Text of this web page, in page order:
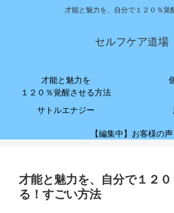
才能と魅力を、自分で１２０％覚
セルフケア道場
才能と魅力を
１２０％覚醒させる方法
サトルエナジー
【編集中】お客様の声
才能と魅力を、自分で１２
る！すごい方法